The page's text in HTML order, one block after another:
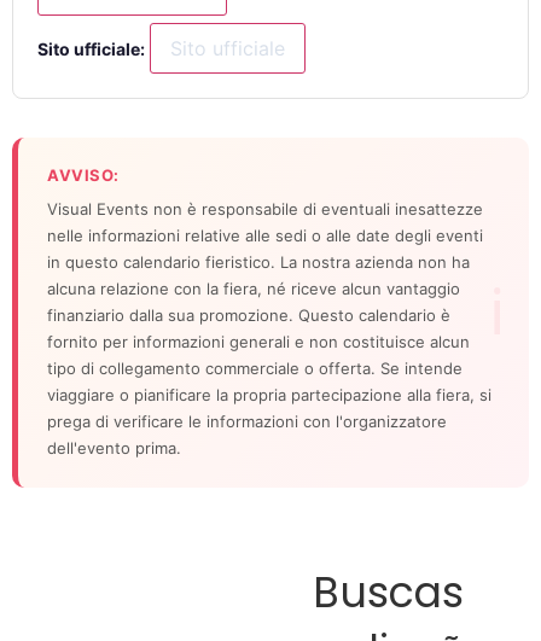
Sito ufficiale: Sito ufficiale
AVVISO:
Visual Events non è responsabile di eventuali inesattezze
nelle informazioni relative alle sedi o alle date degli eventi
in questo calendario fieristico. La nostra azienda non ha
alcuna relazione con la fiera, né riceve alcun vantaggio
finanziario dalla sua promozione. Questo calendario è
fornito per informazioni generali e non costituisce alcun
tipo di collegamento commerciale o offerta. Se intende
viaggiare o pianificare la propria partecipazione alla fiera, si
prega di verificare le informazioni con l'organizzatore
dell'evento prima.
Buscas